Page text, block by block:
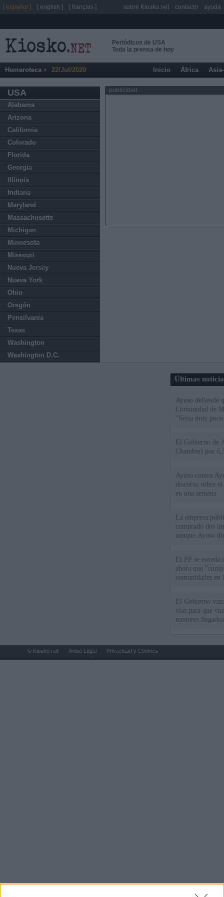
Periódicos de USA
Toda la prensa de hoy
Hemeroteca 22/Jul/2020 Inicio África
USA
Alabama
Arizona
California
Colorado
Florida
Georgia
Illinois
Indiana
Maryland
Massachusetts
Michigan
Minnesota
Missouri
Nueva Jersey
Nueva York
Ohio
Oregón
Pensilvania
Texas
Washington
Washington D.C.
publicidad
Últimas
Ayuso defiende
Comunidad de
"Sería muy
El Gobierno de
Chamberí por
Ayuso contra
discurso sobre
en una semana
La empresa
comprado dos
aunque Ayuso
El PP se
ahora que
comunidades en
El Gobierno
vías para que
menores
[ español ] [ english ] [ français ] sobre Kiosko.net contacto ayuda
© Kiosko.net Aviso Legal Privacidad y Cookies